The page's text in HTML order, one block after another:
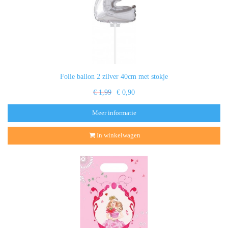
Folie ballon 2 zilver 40cm met stokje
€ 1,99 € 0,90
Meer informatie
In winkelwagen